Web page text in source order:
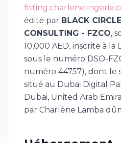
édité par BLACK
CONSULTING - FZCO,
10,000 AED, inscrite à la
sous le numéro DSO-
numéro 44757), dont le
situé au Dubai Digital
Dubai, United Arab
par Charlène Lamba